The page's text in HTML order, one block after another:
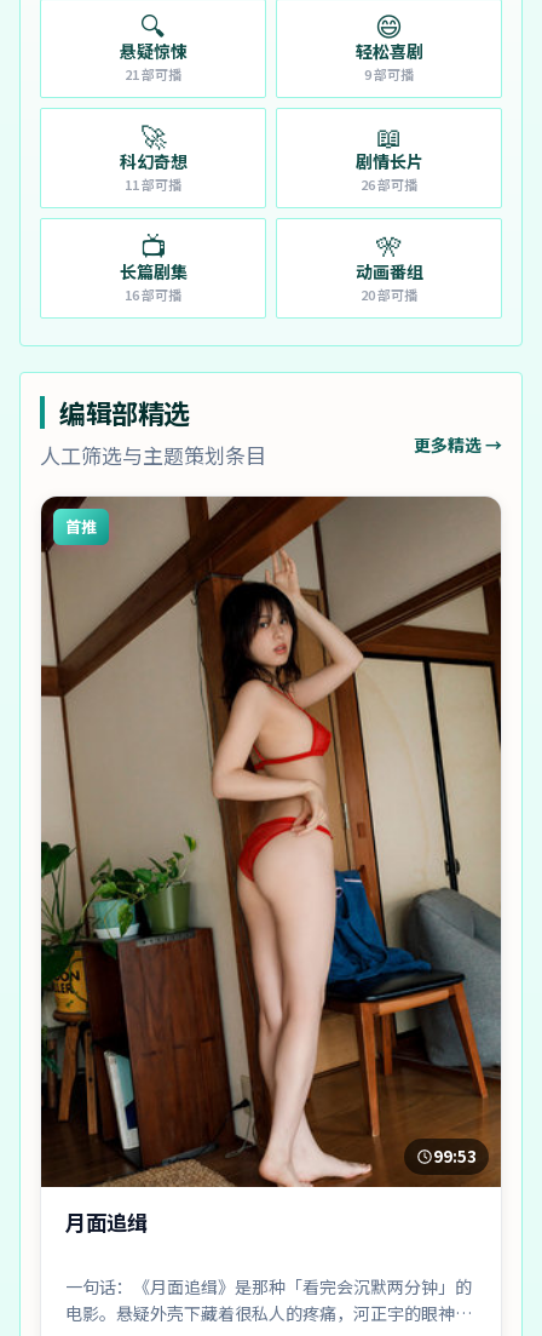
🔍
悬疑惊悚
21部可播
😄
轻松喜剧
9部可播
🚀
科幻奇想
11部可播
📖
剧情长片
26部可播
📺
长篇剧集
16部可播
🎌
动画番组
20部可播
编辑部精选
人工筛选与主题策划条目 更多精选 →
首推
99:53
月面追缉
一句话：《月面追缉》是那种「看完会沉默两分钟」的
电影。悬疑外壳下藏着很私人的疼痛，河正宇的眼神戏